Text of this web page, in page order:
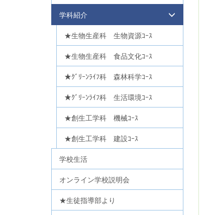
学科紹介
★生物生産科 生物資源ｺｰｽ
★生物生産科 食品文化ｺｰｽ
★ｸﾞﾘｰﾝﾗｲﾌ科 森林科学ｺｰｽ
★ｸﾞﾘｰﾝﾗｲﾌ科 生活環境ｺｰｽ
★創生工学科 機械ｺｰｽ
★創生工学科 建設ｺｰｽ
学校生活
オンライン学校説明会
★生徒指導部より